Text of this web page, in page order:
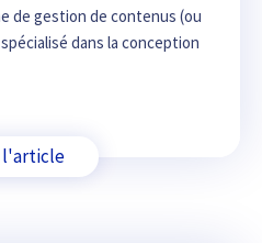
de gestion de contenus (ou
dans la conception
l'article